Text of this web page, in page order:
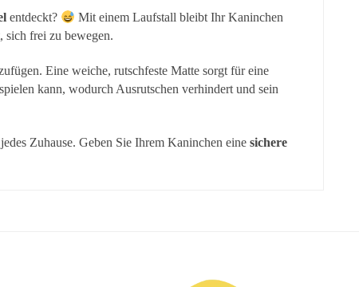
entdeckt?
Mit einem Laufstall bleibt Ihr Kaninchen
sich frei zu bewegen.
Eine weiche, rutschfeste Matte sorgt für eine
kann, wodurch Ausrutschen verhindert und sein
Zuhause. Geben Sie Ihrem Kaninchen einesichere